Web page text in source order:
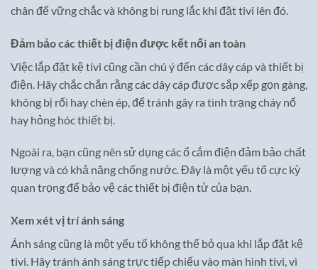
chân đế vững chắc và không bị rung lắc khi đặt tivi lên đó.
Đảm bảo các thiết bị điện được kết nối an toàn
Việc lắp đặt kệ tivi cũng cần chú ý đến các dây cáp và thiết bị
điện. Hãy chắc chắn rằng các dây cáp được sắp xếp gọn gàng,
không bị rối hay chèn ép, để tránh gây ra tình trạng cháy nổ
hay hỏng hóc thiết bị.
Ngoài ra, bạn cũng nên sử dụng các ổ cắm điện đảm bảo chất
lượng và có khả năng chống nước. Đây là một yếu tố cực kỳ
quan trọng để bảo vệ các thiết bị điện tử của bạn.
Xem xét vị trí ánh sáng
Ánh sáng cũng là một yếu tố không thể bỏ qua khi lắp đặt kệ
tivi. Hãy tránh ánh sáng trực tiếp chiếu vào màn hình tivi, vì